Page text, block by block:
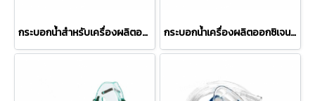
กระบอกน้ำสำหรับเครื่องผลิตออกซิเจน Yuwell รุ่น 8F 3AW,5AW กระบอกน้ำเครื่องผลิตออกซิเจนรุ่น 7F-5